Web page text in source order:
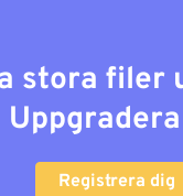
stora filer
Registrera dig